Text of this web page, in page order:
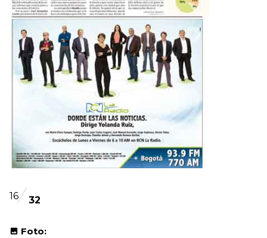
16 32
Foto: